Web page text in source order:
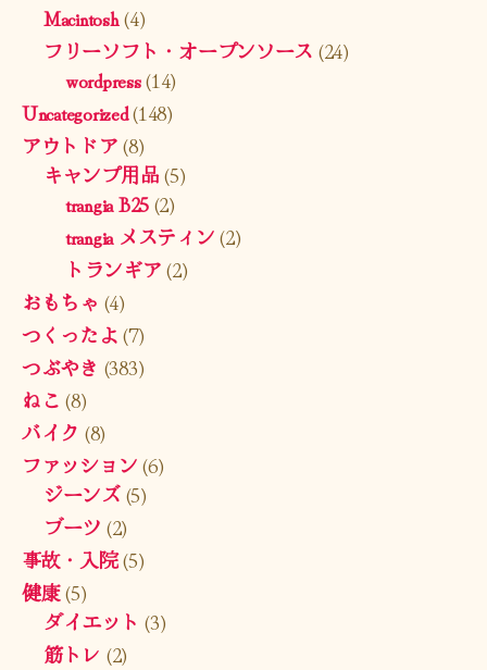
Macintosh(4)
フリーソフト・オープンソース (24)
wordpress(14)
Uncategorized(148)
アウトドア(8)
キャンプ用品(5)
trangia B25(2)
trangia メスティン(2)
トランギア(2)
おもちゃ (4)
つくったよ(7)
つぶやき (383)
ねこ (8)
バイク (8)
ファッション(6)
ジーンズ(5)
ブーツ (2)
事故・入院(5)
健康(5)
ダイエット (3)
筋トレ (2)